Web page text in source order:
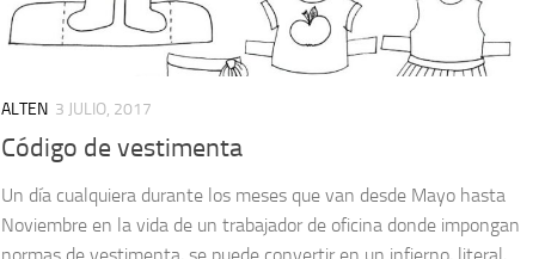
ALTEN 3 JULIO, 2017
Código de vestimenta
Un día cualquiera durante los meses que van desde Mayo hasta
Noviembre en la vida de un trabajador de oficina donde impongan